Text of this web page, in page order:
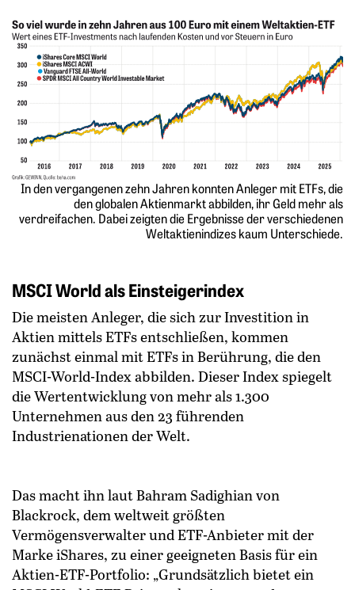
In den vergangenen zehn Jahren konnten Anleger mit ETFs, die
den globalen Aktienmarkt abbilden, ihr Geld mehr als
verdreifachen. Dabei zeigten die Ergebnisse der verschiedenen
Weltaktienindizes kaum Unterschiede.
MSCI World als Einsteigerindex
Die meisten Anleger, die sich zur Investition in
Aktien mittels ETFs entschließen, kommen
zunächst einmal mit ETFs in Berührung, die den
MSCI-World-Index abbilden. Dieser Index spiegelt
die Wertentwicklung von mehr als 1.300
Unternehmen aus den 23 führenden
Industrienationen der Welt.
Das macht ihn laut Bahram Sadighian von
Blackrock, dem weltweit größten
Vermögensverwalter und ETF-Anbieter mit der
Marke iShares, zu einer geeigneten Basis für ein
Aktien-ETF-Portfolio: „Grundsätzlich bietet ein